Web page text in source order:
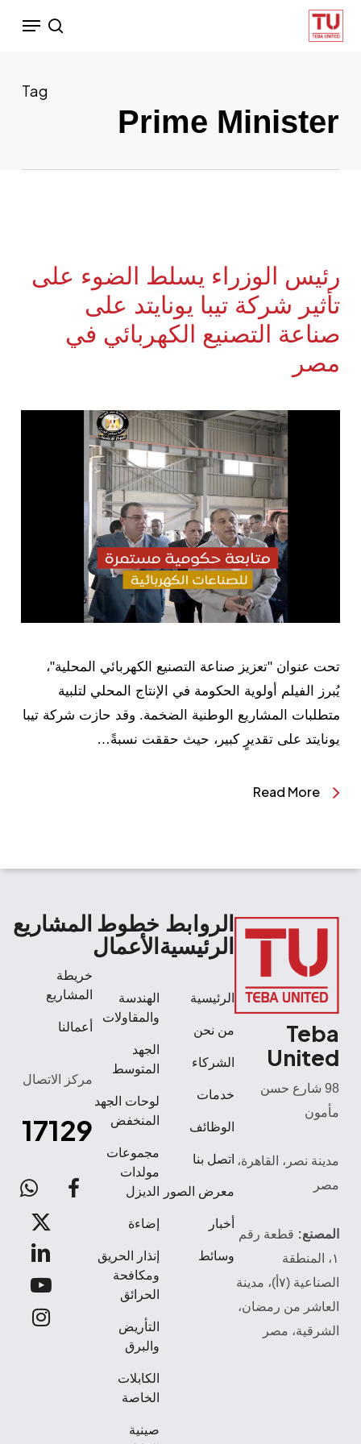
Skip
search
Menu
Tag
Prime Minister
رئيس الوزراء يسلط الضوء على
تأثير شركة تيبا يونايتد على
صناعة التصنيع الكهربائي في
مصر
تحت عنوان "تعزيز صناعة التصنيع الكهربائي المحلية"،
يُبرز الفيلم أولوية الحكومة في الإنتاج المحلي لتلبية
متطلبات المشاريع الوطنية الضخمة. وقد حازت شركة تيبا
يونايتد على تقديرٍ كبير، حيث حققت نسبةً…
Read More
Teba
United
98 شارع حسن
مأمون
مدينة نصر، القاهرة،
مصر
المصنع: قطعة رقم
١، المنطقة
الصناعية (٧أ)، مدينة
العاشر من رمضان،
الشرقية، مصر
الروابط
الرئيسية
الرئيسية
من نحن
الشركاء
خدمات
الوظائف
اتصل بنا
معرض الصور
أخبار
وسائط
خطوط
الأعمال
الهندسة
والمقاولات
الجهد
المتوسط
لوحات الجهد
المنخفض
مجموعات
مولدات
الديزل
إضاءة
إنذار الحريق
ومكافحة
الحرائق
التأريض
والبرق
الكابلات
الخاصة
صينية
المشاريع
خريطة
المشاريع
أعمالنا
مركز الاتصال
17129
facebook
x-
linkedin
youtube